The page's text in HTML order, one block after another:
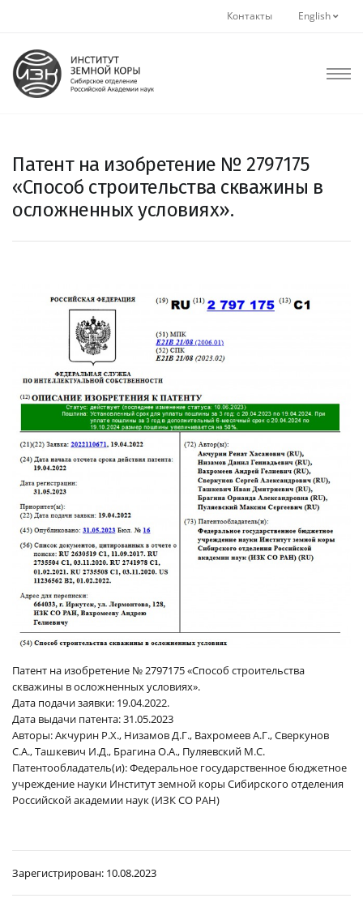
Контакты English
Патент на изобретение № 2797175
«Способ строительства скважины в
осложненных условиях».
Патент на изобретение № 2797175 «Способ строительства
скважины в осложненных условиях».
Дата подачи заявки: 19.04.2022.
Дата выдачи патента: 31.05.2023
Авторы: Акчурин Р.Х., Низамов Д.Г., Вахромеев А.Г., Сверкунов
С.А., Ташкевич И.Д., Брагина О.А., Пуляевский М.С.
Патентообладатель(и): Федеральное государственное бюджетное
учреждение науки Институт земной коры Сибирского отделения
Российской академии наук (ИЗК СО РАН)
Зарегистрирован: 10.08.2023